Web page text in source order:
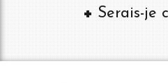
Serais-je